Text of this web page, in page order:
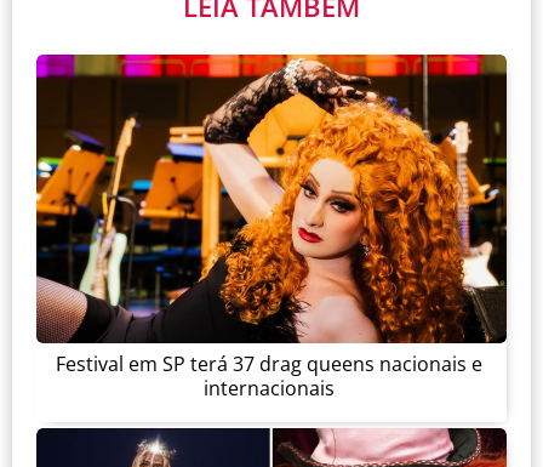
Festival em SP terá 37 drag queens nacionais e
internacionais